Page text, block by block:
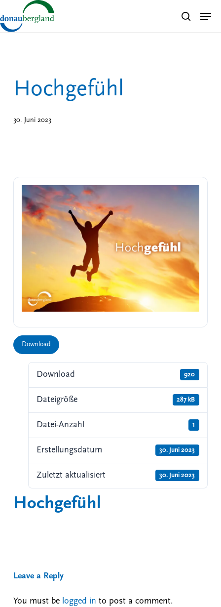
to
main
search
Hochgefühl
30. Juni 2023
Download
Download 920
Dateigröße 287 kB
Datei-Anzahl 1
Erstellungsdatum 30. Juni 2023
Zuletzt aktualisiert 30. Juni 2023
Hochgefühl
Leave a Reply
You must be logged in to post a comment.